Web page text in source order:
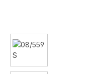
Bildergalerie überspringen